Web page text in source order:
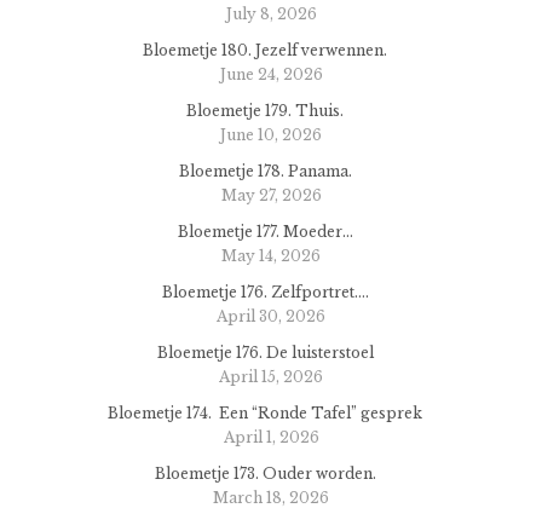
July 8, 2026
Bloemetje 180. Jezelf verwennen.
June 24, 2026
Bloemetje 179. Thuis.
June 10, 2026
Bloemetje 178. Panama.
May 27, 2026
Bloemetje 177. Moeder…
May 14, 2026
Bloemetje 176. Zelfportret….
April 30, 2026
Bloemetje 176. De luisterstoel
April 15, 2026
Bloemetje 174. Een “Ronde Tafel” gesprek
April 1, 2026
Bloemetje 173. Ouder worden.
March 18, 2026